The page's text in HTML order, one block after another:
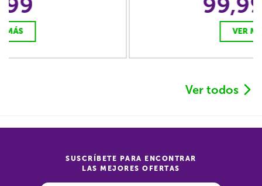
Ver todos
SUSCRÍBETE PARA ENCONTRAR
LAS MEJORES OFERTAS